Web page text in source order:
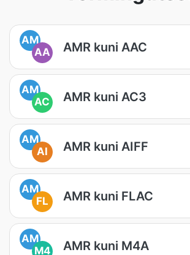
AM
AA
AMR kuni AAC
AM
AC
AMR kuni AC3
AM
AI
AMR kuni AIFF
AM
FL
AMR kuni FLAC
AM
M4
AMR kuni M4A